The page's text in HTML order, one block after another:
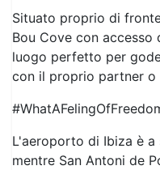
Situato proprio di
Bou Cove con
luogo perfetto per
con il proprio partner o
L'aeroporto di Ibiza è
mentre San Antoni de